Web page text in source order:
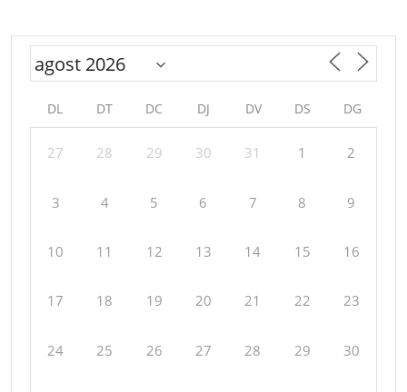
DL DT DC DJ DV DS DG
27 28 29 30 31 1 2
3 4 5 6 7 8 9
10 11 12 13 14 15 16
17 18 19 20 21 22 23
24 25 26 27 28 29 30